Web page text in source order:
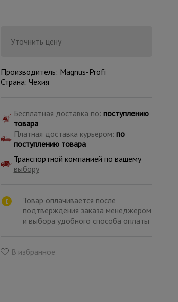
Уточнить цену
Производитель: Magnus-Profi
Страна: Чехия
Бесплатная доставка по: поступлению
товара
Платная доставка курьером: по
поступлению товара
Транспортной компанией по вашему
выбору
Товар оплачивается после
подтверждения заказа менеджером
и выбора удобного способа оплаты
В избранное